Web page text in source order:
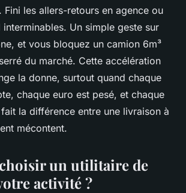
les allers-retours en agence ou
Un simple geste sur
et vous bloquez un camion 6m³
du marché. Cette accélération
la donne, surtout quand chaque
chaque euro est pesé, et chaque
la différence entre une livraison à
mécontent.
un utilitaire de
activité ?